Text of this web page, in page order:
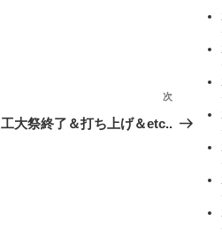
の
次
工大祭終了＆打ち上げ＆etc..